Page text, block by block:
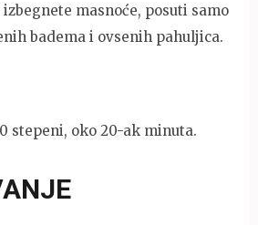
masnoće, posuti samo
badema i ovsenih pahuljica.
stepeni, oko 20-ak minuta.